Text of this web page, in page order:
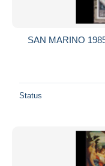
SAN MARINO
Status